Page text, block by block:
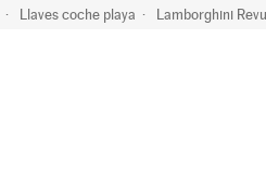
Llaves coche playa Lamborghini